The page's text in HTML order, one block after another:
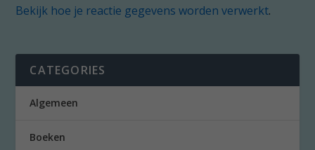
Bekijk hoe je reactie gegevens worden verwerkt.
CATEGORIES
Algemeen
Boeken